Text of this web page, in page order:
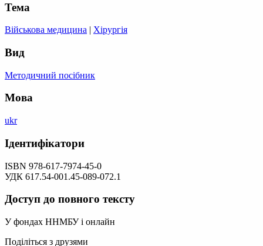
Тема
Військова медицина | Хірургія
Вид
Методичний посібник
Мова
ukr
Ідентифікатори
ISBN 978-617-7974-45-0
УДК 617.54-001.45-089-072.1
Доступ до повного тексту
У фондах ННМБУ і онлайн
Поділіться з друзями